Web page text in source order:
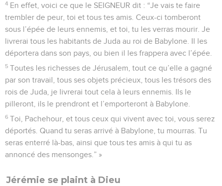
4 En effet, voici ce que le SEIGNEUR dit : “Je vais te faire
trembler de peur, toi et tous tes amis. Ceux-ci tomberont
sous l’épée de leurs ennemis, et toi, tu les verras mourir. Je
livrerai tous les habitants de Juda au roi de Babylone. Il les
déportera dans son pays, ou bien il les frappera avec l’épée.
5 Toutes les richesses de Jérusalem, tout ce qu’elle a gagné
par son travail, tous ses objets précieux, tous les trésors des
rois de Juda, je livrerai tout cela à leurs ennemis. Ils le
pilleront, ils le prendront et l’emporteront à Babylone.
6 Toi, Pachehour, et tous ceux qui vivent avec toi, vous serez
déportés. Quand tu seras arrivé à Babylone, tu mourras. Tu
seras enterré là-bas, ainsi que tous tes amis à qui tu as
annoncé des mensonges.” »
Jérémie se plaint à Dieu